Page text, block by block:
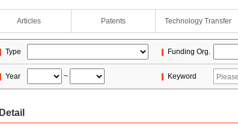
Articles Patents Technology Transfer
Type Funding Org.
Year ~ Keyword
Detail